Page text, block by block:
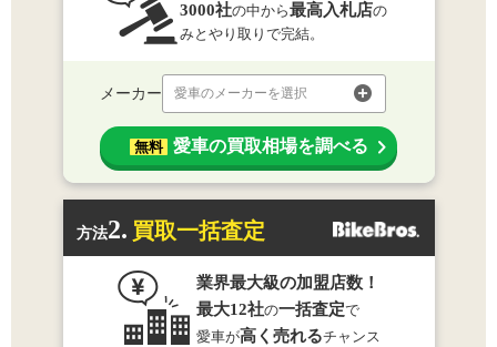
3000社の中から最高入札店の
みとやり取りで完結。
メーカー 愛車のメーカーを選択
無料 愛車の買取相場を調べる
方法2. 買取一括査定
業界最大級の加盟店数！
最大12社の一括査定で
愛車が高く売れるチャンス